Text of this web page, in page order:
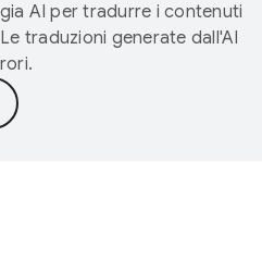
AI per tradurre i contenuti
traduzioni generate dall'AI